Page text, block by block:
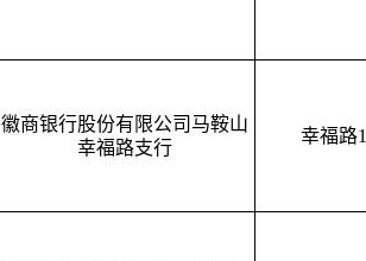
徽商银行股份有限公司马鞍山
幸福路支行
幸福路